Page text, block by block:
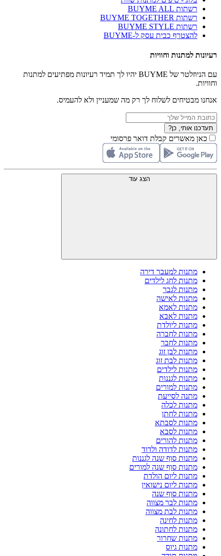
רשתות BUYME ALL
רשתות BUYME TOGETHER
רשתות BUYME STYLE
להצטרף כבית עסק ל-BUYME
רעיונות למתנות וחוויות
עם הניוזלטר של BUYME יהיו לך תמיד רעיונות מפתיעים למתנות
וחוויות.
אנחנו מבטיחים לשלוח לך רק מה שמעניין ולא להעמיס.
תעדכנו אותי, כן?
כאן מאשרים קבלת דואר פרסומי
הצג עוד
מתנות למעבר דירה
מתנות לחג לילדים
מתנות לגבר
מתנות לאישה
מתנות לאמא
מתנות לאבא
מתנות ליולדת
מתנות לחברה
מתנות לחבר
מתנות לבן זוג
מתנות לבת זוג
מתנות לילדים
מתנות לגננות
מתנות למורים
מתנה לסייעת
מתנות לכלה
מתנות לחתן
מתנות לסבתא
מתנות לסבא
מתנות להורים
מתנות לדודה ולדוד
מתנות סוף שנה לגננות
מתנות סוף שנה למורים
מתנות ליום הולדת
מתנות ליום נישואין
מתנות סוף שנה
מתנות לבר מצווה
מתנות לבת מצווה
מתנות לחינה
מתנות לחתונה
מתנות שחרור
מתנות גיוס